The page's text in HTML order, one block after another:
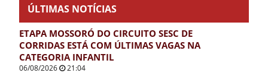
ÚLTIMAS NOTÍCIAS
ETAPA MOSSORÓ DO CIRCUITO SESC DE
CORRIDAS ESTÁ COM ÚLTIMAS VAGAS NA
CATEGORIA INFANTIL
06/08/2026 21:04